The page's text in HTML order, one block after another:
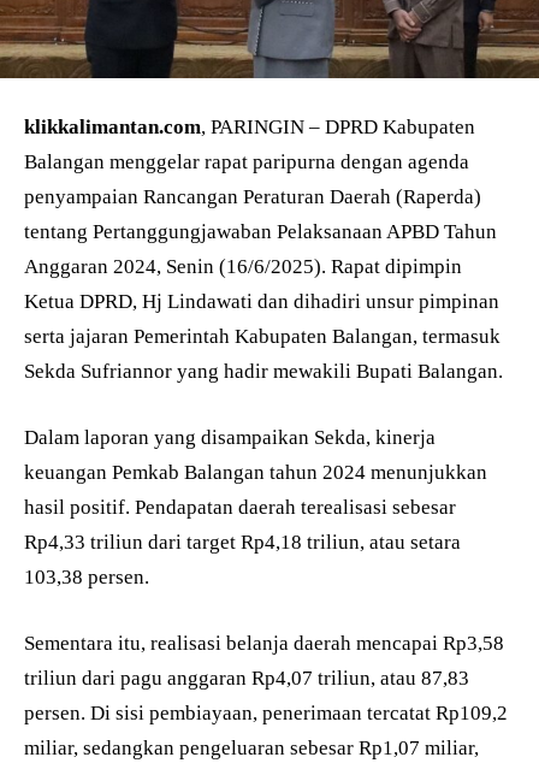
klikkalimantan.com, PARINGIN – DPRD Kabupaten
Balangan menggelar rapat paripurna dengan agenda
penyampaian Rancangan Peraturan Daerah (Raperda)
tentang Pertanggungjawaban Pelaksanaan APBD Tahun
Anggaran 2024, Senin (16/6/2025). Rapat dipimpin
Ketua DPRD, Hj Lindawati dan dihadiri unsur pimpinan
serta jajaran Pemerintah Kabupaten Balangan, termasuk
Sekda Sufriannor yang hadir mewakili Bupati Balangan.
Dalam laporan yang disampaikan Sekda, kinerja
keuangan Pemkab Balangan tahun 2024 menunjukkan
hasil positif. Pendapatan daerah terealisasi sebesar
Rp4,33 triliun dari target Rp4,18 triliun, atau setara
103,38 persen.
Sementara itu, realisasi belanja daerah mencapai Rp3,58
triliun dari pagu anggaran Rp4,07 triliun, atau 87,83
persen. Di sisi pembiayaan, penerimaan tercatat Rp109,2
miliar, sedangkan pengeluaran sebesar Rp1,07 miliar,